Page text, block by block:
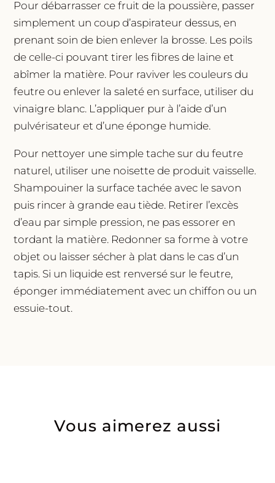
Pour débarrasser ce fruit de la poussière, passer
simplement un coup d’aspirateur dessus, en
prenant soin de bien enlever la brosse. Les poils
de celle-ci pouvant tirer les fibres de laine et
abîmer la matière. Pour raviver les couleurs du
feutre ou enlever la saleté en surface, utiliser du
vinaigre blanc. L’appliquer pur à l’aide d’un
pulvérisateur et d’une éponge humide.
Pour nettoyer une simple tache sur du feutre
naturel, utiliser une noisette de produit vaisselle.
Shampouiner la surface tachée avec le savon
puis rincer à grande eau tiède. Retirer l’excès
d’eau par simple pression, ne pas essorer en
tordant la matière. Redonner sa forme à votre
objet ou laisser sécher à plat dans le cas d’un
tapis. Si un liquide est renversé sur le feutre,
éponger immédiatement avec un chiffon ou un
essuie-tout.
Vous aimerez aussi